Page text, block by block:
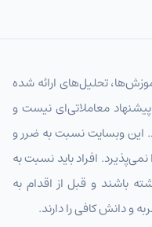
تحلیل‌های ارائه شده
معاملاتی‌ای نیست و
این وبسایت نسبت به ضرر و
افراد باید نسبت به
باشند و قبل از اقدام به
و دانش کافی را دارند.